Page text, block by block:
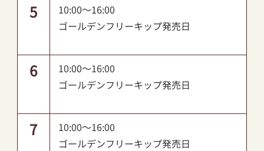
5
10:00～16:00
ゴールデンフリーキップ発売日
6
10:00～16:00
ゴールデンフリーキップ発売日
7
10:00～16:00
ゴールデンフリーキップ発売日